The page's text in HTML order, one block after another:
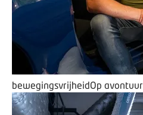
bewegingsvrijheidOp